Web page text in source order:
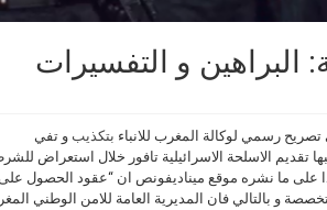
البراهين و التفسيرات
رسمي لوكالة المغرب للانباء بتكذيب و تفي
تقديم الاسلحة الاسرائيلية تافور خلال استعراض
على ما نشره موقع ميناديفونص ان “عقود الحصول
و بالتالي فان المديرية العامة للامن الوطني